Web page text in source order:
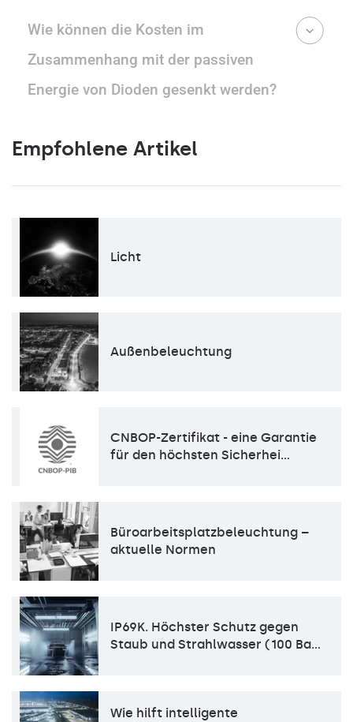
Wie können die Kosten im
Zusammenhang mit der passiven
Energie von Dioden gesenkt werden?
Empfohlene Artikel
Licht
Außenbeleuchtung
CNBOP-Zertifikat - eine Garantie
für den höchsten Sicherhei…
Büroarbeitsplatzbeleuchtung –
aktuelle Normen
IP69K. Höchster Schutz gegen
Staub und Strahlwasser (100 Ba…
Wie hilft intelligente